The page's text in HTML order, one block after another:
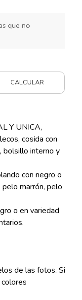
que no
CALCULAR
Y UNICA,
cosida con
bolsillo interno y
con negro o
marrón, pelo
o en variedad
de las fotos. Si